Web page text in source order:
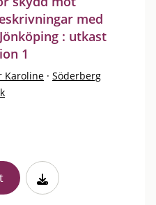
med
: utkast
1
Karoline · Söderberg